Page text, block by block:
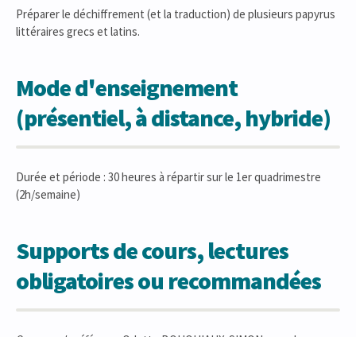
Préparer le déchiffrement (et la traduction) de plusieurs papyrus
littéraires grecs et latins.
Mode d'enseignement
(présentiel, à distance, hybride)
Durée et période : 30 heures à répartir sur le 1er quadrimestre
(2h/semaine)
Supports de cours, lectures
obligatoires ou recommandées